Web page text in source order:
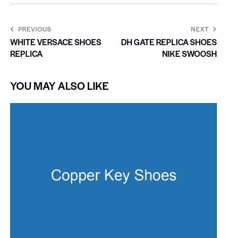
PREVIOUS
WHITE VERSACE SHOES
REPLICA
NEXT
DH GATE REPLICA SHOES
NIKE SWOOSH
YOU MAY ALSO LIKE